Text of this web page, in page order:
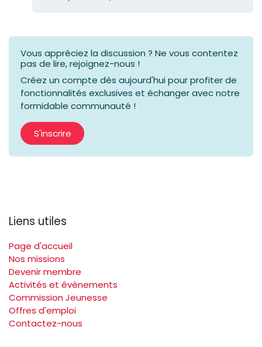
Vous appréciez la discussion ? Ne vous contentez
pas de lire, rejoignez-nous !
Créez un compte dès aujourd'hui pour profiter de
fonctionnalités exclusives et échanger avec notre
formidable communauté !
S'inscrire
Liens utiles
Page d'accueil
Nos missions
Devenir membre
Activités et évènements
Commission Jeunesse
Offres d'emploi
Contactez-nous